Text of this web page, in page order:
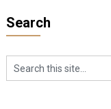
Search